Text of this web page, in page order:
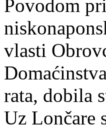
Povodom
vlasti
rata, dobila
Uz Lončare